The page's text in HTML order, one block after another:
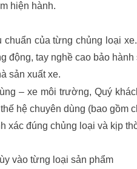
hiện hành.
của từng chủng loại
động, tay nghề cao bảo
sản xuất xe.
– xe môi trường, Quý
hệ chuyên dùng (bao gồm
xác đúng chủng loại và kịp
vào từng loại sản phẩm